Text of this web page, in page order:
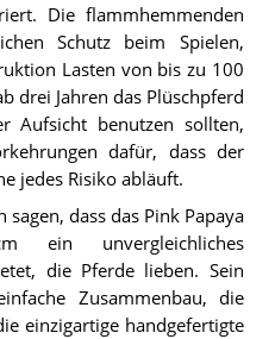
Die flammhemmenden
Schutz beim Spielen,
Lasten von bis zu 100
drei Jahren das Plüschpferd
Aufsicht benutzen sollten,
dafür, dass der
jedes Risiko abläuft.
dass das Pink Papaya
ein unvergleichliches
die Pferde lieben. Sein
Zusammenbau, die
einzigartige handgefertigte